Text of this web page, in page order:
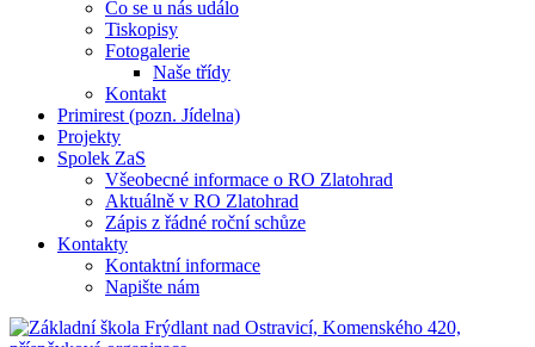
Co se u nás událo
Tiskopisy
Fotogalerie
Naše třídy
Kontakt
Primirest (pozn. Jídelna)
Projekty
Spolek ZaS
Všeobecné informace o RO Zlatohrad
Aktuálně v RO Zlatohrad
Zápis z řádné roční schůze
Kontakty
Kontaktní informace
Napište nám